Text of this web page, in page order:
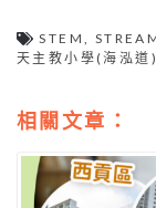
STEM,
天主教小學(海泓道)
相關文章：